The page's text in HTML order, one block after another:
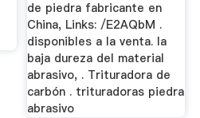
de piedra fabricante en
China, Links: /E2AQbM .
disponibles a la venta. la
baja dureza del material
abrasivo, . Trituradora de
carbón . trituradoras piedra
abrasivo